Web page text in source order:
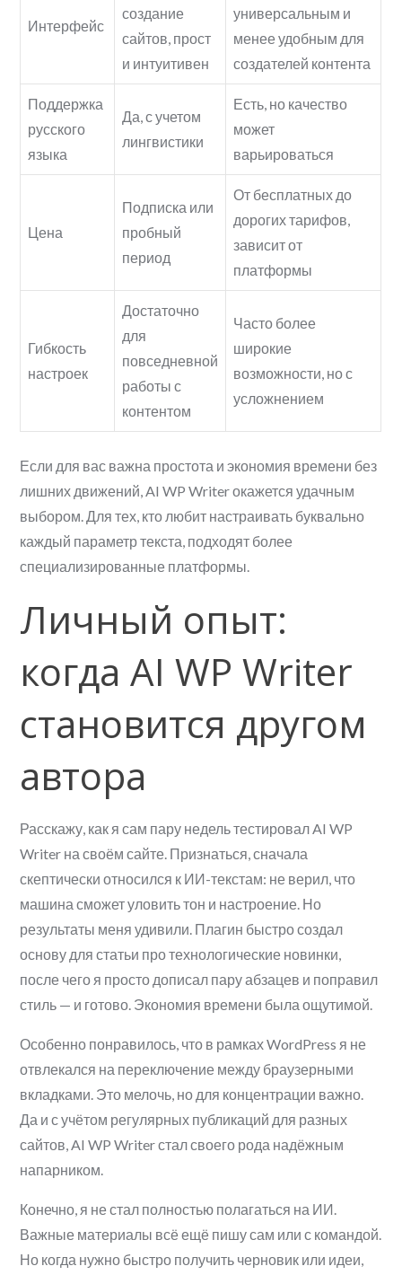
Интерфейс
создание
сайтов, прост
и интуитивен
универсальным и
менее удобным для
создателей контента
Поддержка
русского
языка
Да, с учетом
лингвистики
Есть, но качество
может
варьироваться
Цена
Подписка или
пробный
период
От бесплатных до
дорогих тарифов,
зависит от
платформы
Гибкость
настроек
Достаточно
для
повседневной
работы с
контентом
Часто более
широкие
возможности, но с
усложнением
Если для вас важна простота и экономия времени без
лишних движений, AI WP Writer окажется удачным
выбором. Для тех, кто любит настраивать буквально
каждый параметр текста, подходят более
специализированные платформы.
Личный опыт:
когда AI WP Writer
становится другом
автора
Расскажу, как я сам пару недель тестировал AI WP
Writer на своём сайте. Признаться, сначала
скептически относился к ИИ-текстам: не верил, что
машина сможет уловить тон и настроение. Но
результаты меня удивили. Плагин быстро создал
основу для статьи про технологические новинки,
после чего я просто дописал пару абзацев и поправил
стиль — и готово. Экономия времени была ощутимой.
Особенно понравилось, что в рамках WordPress я не
отвлекался на переключение между браузерными
вкладками. Это мелочь, но для концентрации важно.
Да и с учётом регулярных публикаций для разных
сайтов, AI WP Writer стал своего рода надёжным
напарником.
Конечно, я не стал полностью полагаться на ИИ.
Важные материалы всё ещё пишу сам или с командой.
Но когда нужно быстро получить черновик или идеи,